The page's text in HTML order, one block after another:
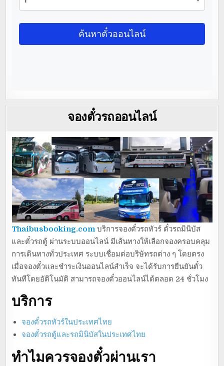
จองตั๋วรถออนไลน์
Thaibusbooking.com บริการจองตั๋วรถทัวร์ ตั๋วรถมินิบัส
และตั๋วรถตู้ ผ่านระบบออนไลน์ มีเส้นทางให้เลือกจองครอบคลุม
การเดินทางทั่วประเทศ ระบบเชื่อมต่อบริษัทรถต่าง ๆ โดยตรง
เมื่อจองตั๋วและชำระเงินออนไลน์สำเร็จ จะได้รับการยืนยันตั๋ว
ทันทีโดยอัติโนมัติ สามารถจองตั๋วออนไลน์ได้ตลอด 24 ชั่วโมง
บริการ
จองตั๋วรถทัวร์ในประเทศไทย
จองตั๋วรถตู้และรถมินิบัสในประเทศไทย
ทำไมควรจองตั๋วผ่านเรา